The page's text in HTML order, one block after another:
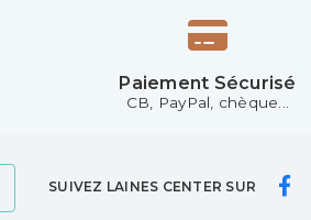
Paiement Sécurisé
CB, PayPal, chèque...
SUIVEZ LAINES CENTER SUR